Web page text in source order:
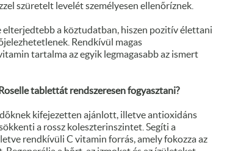
szüretelt levelét személyesen ellenőríznek.
elterjedtebb a köztudatban, hiszen pozitív élettani
Rendkívül magas
tartalma az egyik legmagasabb az ismert
tablettát rendszeresen fogyasztani?
kifejezetten ajánlott, illetve antioxidáns
a rossz koleszterinszintet. Segíti a
rendkívüli C vitamin forrás, amely fokozza az